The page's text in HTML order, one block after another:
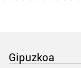
Gipuzkoa